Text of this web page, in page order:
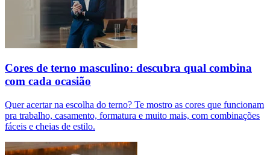
Cores de terno masculino: descubra qual combina
com cada ocasião
Quer acertar na escolha do terno? Te mostro as cores que funcionam
pra trabalho, casamento, formatura e muito mais, com combinações
fáceis e cheias de estilo.